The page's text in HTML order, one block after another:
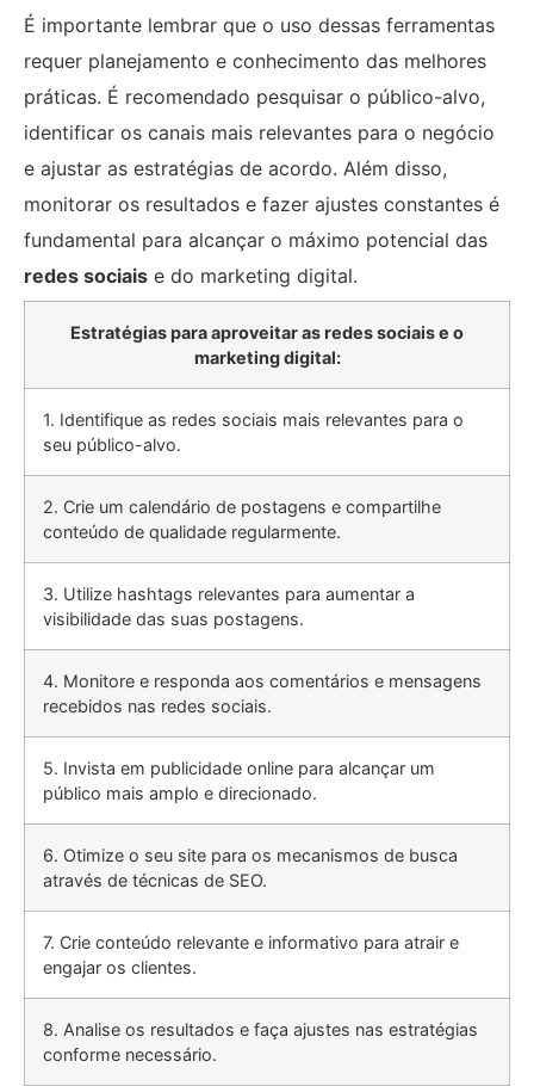
É importante lembrar que o uso dessas ferramentas
requer planejamento e conhecimento das melhores
práticas. É recomendado pesquisar o público-alvo,
identificar os canais mais relevantes para o negócio
e ajustar as estratégias de acordo. Além disso,
monitorar os resultados e fazer ajustes constantes é
fundamental para alcançar o máximo potencial das
redes sociais e do marketing digital.
Estratégias para aproveitar as redes sociais e o
marketing digital:
1. Identifique as redes sociais mais relevantes para o
seu público-alvo.
2. Crie um calendário de postagens e compartilhe
conteúdo de qualidade regularmente.
3. Utilize hashtags relevantes para aumentar a
visibilidade das suas postagens.
4. Monitore e responda aos comentários e mensagens
recebidos nas redes sociais.
5. Invista em publicidade online para alcançar um
público mais amplo e direcionado.
6. Otimize o seu site para os mecanismos de busca
através de técnicas de SEO.
7. Crie conteúdo relevante e informativo para atrair e
engajar os clientes.
8. Analise os resultados e faça ajustes nas estratégias
conforme necessário.